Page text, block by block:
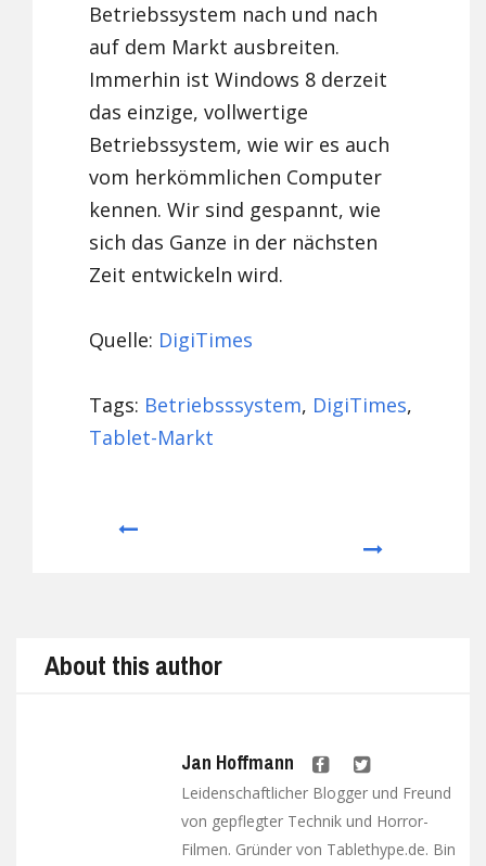
Betriebssystem nach und nach
auf dem Markt ausbreiten.
Immerhin ist Windows 8 derzeit
das einzige, vollwertige
Betriebssystem, wie wir es auch
vom herkömmlichen Computer
kennen. Wir sind gespannt, wie
sich das Ganze in der nächsten
Zeit entwickeln wird.
Quelle: DigiTimes
Tags: Betriebsssystem, DigiTimes,
Tablet-Markt
About this author
Jan Hoffmann
Leidenschaftlicher Blogger und Freund
von gepflegter Technik und Horror-
Filmen. Gründer von Tablethype.de. Bin